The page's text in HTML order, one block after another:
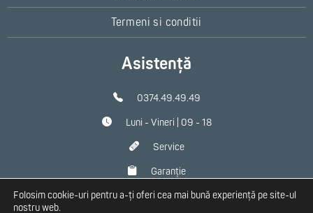
Termeni si conditii
Asistență
0374.49.49.49
Luni - Vineri | 09 - 18
Service
Garanție
Contact
Folosim cookie-uri pentru a-ți oferi cea mai bună experiență pe site-ul
nostru web.